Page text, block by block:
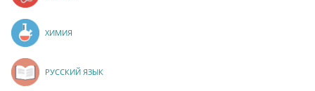
ХИМИЯ
РУССКИЙ ЯЗЫК